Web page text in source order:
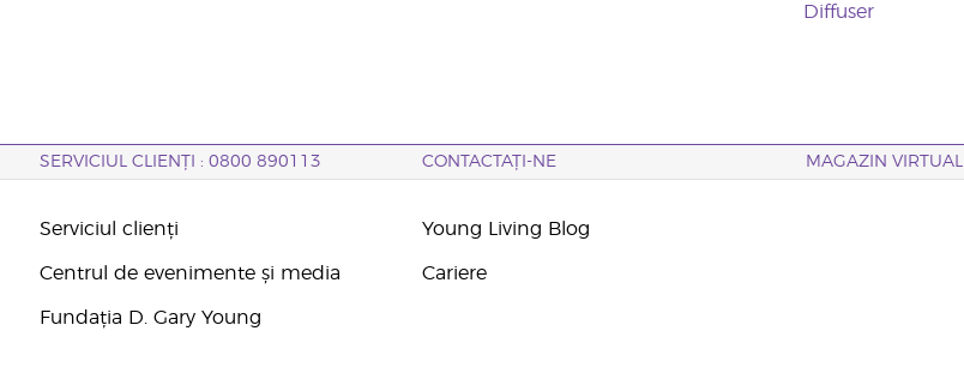
Diffuser
SERVICIUL CLIENȚI : 0800 890113 CONTACTAȚI-NE MAGAZIN VIRTUAL
Serviciul clienți
Centrul de evenimente și media
Fundația D. Gary Young
Young Living Blog
Cariere